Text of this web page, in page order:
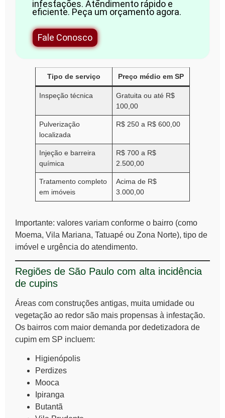
infestações. Atendimento rápido e
eficiente. Peça um orçamento agora.
Fale Conosco
Tipo de serviço Preço médio em SP
Inspeção técnica
Gratuita ou até R$
100,00
Pulverização
localizada
R$ 250 a R$ 600,00
Injeção e barreira
química
R$ 700 a R$
2.500,00
Tratamento completo
em imóveis
Acima de R$
3.000,00
Importante: valores variam conforme o bairro (como
Moema, Vila Mariana, Tatuapé ou Zona Norte), tipo de
imóvel e urgência do atendimento.
Regiões de São Paulo com alta incidência
de cupins
Áreas com construções antigas, muita umidade ou
vegetação ao redor são mais propensas à infestação.
Os bairros com maior demanda por dedetizadora de
cupim em SP incluem:
Higienópolis
Perdizes
Mooca
Ipiranga
Butantã